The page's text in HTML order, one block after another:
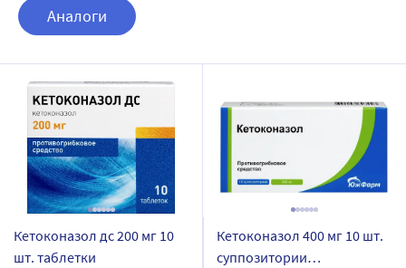
Аналоги
Кетоконазол дс 200 мг 10
шт. таблетки
Кетоконазол 400 мг 10 шт.
суппозитории